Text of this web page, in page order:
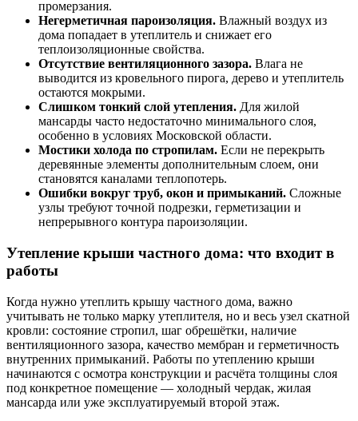
промерзания.
Негерметичная пароизоляция. Влажный воздух из
дома попадает в утеплитель и снижает его
теплоизоляционные свойства.
Отсутствие вентиляционного зазора. Влага не
выводится из кровельного пирога, дерево и утеплитель
остаются мокрыми.
Слишком тонкий слой утепления. Для жилой
мансарды часто недостаточно минимального слоя,
особенно в условиях Московской области.
Мостики холода по стропилам. Если не перекрыть
деревянные элементы дополнительным слоем, они
становятся каналами теплопотерь.
Ошибки вокруг труб, окон и примыканий. Сложные
узлы требуют точной подрезки, герметизации и
непрерывного контура пароизоляции.
Утепление крыши частного дома: что входит в
работы
Когда нужно утеплить крышу частного дома, важно
учитывать не только марку утеплителя, но и весь узел скатной
кровли: состояние стропил, шаг обрешётки, наличие
вентиляционного зазора, качество мембран и герметичность
внутренних примыканий. Работы по утеплению крыши
начинаются с осмотра конструкции и расчёта толщины слоя
под конкретное помещение — холодный чердак, жилая
мансарда или уже эксплуатируемый второй этаж.